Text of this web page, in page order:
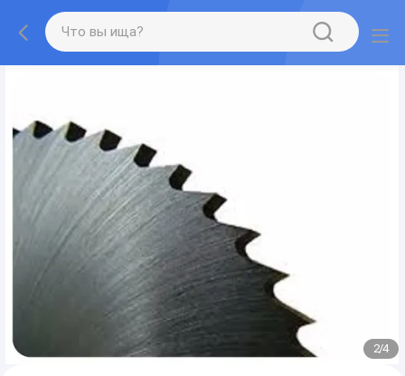
2/4